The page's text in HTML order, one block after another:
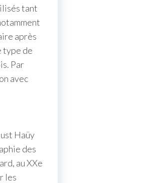
tant
après
type de
Par
avec
Haüy
des
au XXe
les